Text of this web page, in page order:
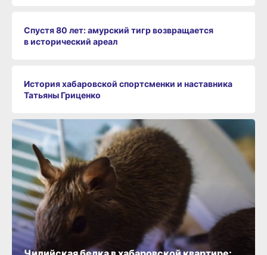
Спустя 80 лет: амурский тигр возвращается
в исторический ареал
История хабаровской спортсменки и наставника
Татьяны Гриценко